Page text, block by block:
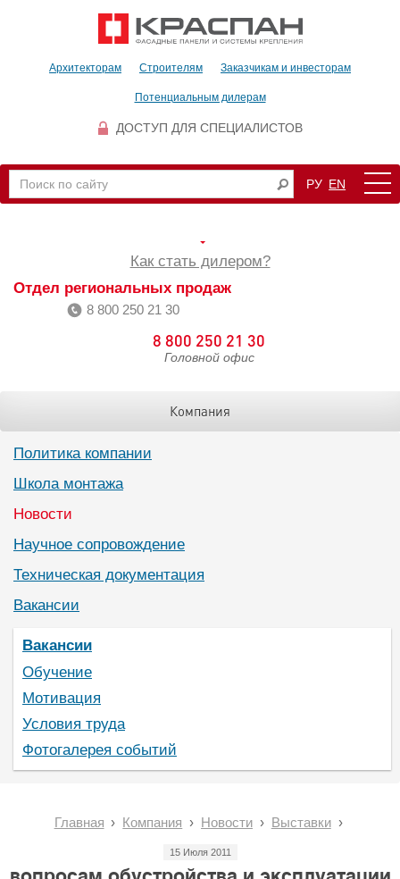
Архитекторам Строителям Заказчикам и инвесторам
Потенциальным дилерам
ДОСТУП ДЛЯ СПЕЦИАЛИСТОВ
РУ EN
Как стать дилером?
Отдел региональных продаж
8 800 250 21 30
8 800 250 21 30
Головной офис
Компания
Политика компании
Школа монтажа
Новости
Научное сопровождение
Техническая документация
Вакансии
Вакансии
Обучение
Мотивация
Условия труда
Фотогалерея событий
Главная Компания Новости Выставки
15 Июля 2011